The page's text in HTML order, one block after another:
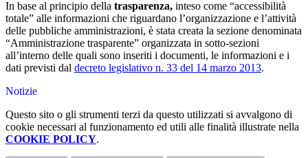
In base al principio della trasparenza, inteso come “accessibilità
totale” alle informazioni che riguardano l’organizzazione e l’attività
delle pubbliche amministrazioni, è stata creata la sezione denominata
“Amministrazione trasparente” organizzata in sotto-sezioni
all’interno delle quali sono inseriti i documenti, le informazioni e i
dati previsti dal decreto legislativo n. 33 del 14 marzo 2013.
Notizie
Questo sito o gli strumenti terzi da questo utilizzati si avvalgono di
cookie necessari al funzionamento ed utili alle finalità illustrate nella
COOKIE POLICY.